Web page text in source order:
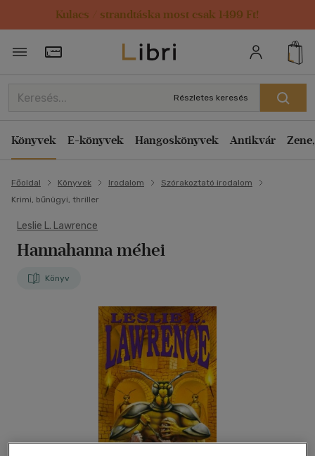
Kulacs / strandtáska most csak 1499 Ft!
Törzsvásárlói Kártya adatai
Részletes keresés
Könyvek E-könyvek Hangoskönyvek Antikvár
Főoldal Könyvek Irodalom
Szórakoztató irodalom
Krimi, bűnügyi, thriller
Leslie L. Lawrence
Hannahanna méhei
Könyv